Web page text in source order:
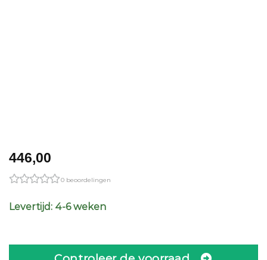
446,00
0 beoordelingen
Levertijd: 4-6 weken